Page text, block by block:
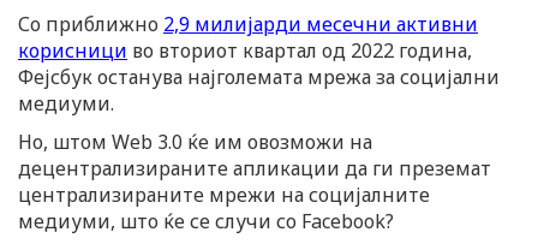
Со приближно 2,9 милијарди месечни активни
корисници во вториот квартал од 2022 година,
Фејсбук останува најголемата мрежа за социјални
медиуми.
Но, штом Web 3.0 ќе им овозможи на
децентрализираните апликации да ги преземат
централизираните мрежи на социјалните
медиуми, што ќе се случи со Facebook?